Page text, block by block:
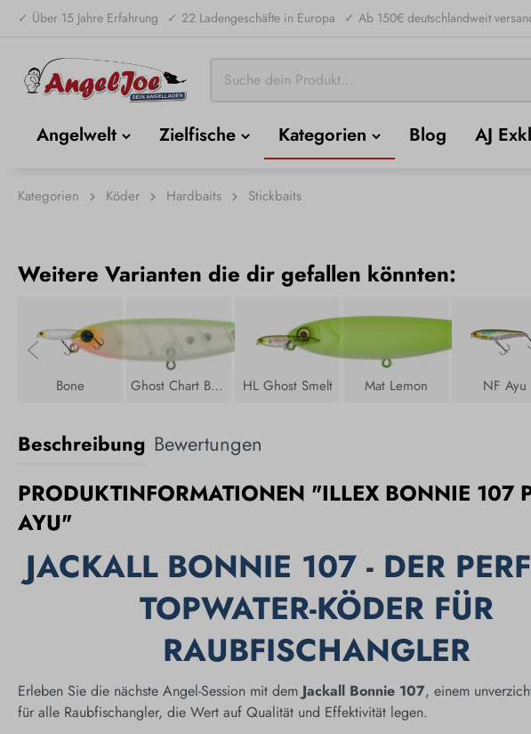
✓ Über 15 Jahre Erfahrung ✓ 22 Ladengeschäfte in Europa ✓ Ab 150€ deutschlandweit
Angelwelt Zielfische Kategorien Blog AJ
Kategorien Köder Hardbaits Stickbaits
Weitere Varianten die dir gefallen könnten:
Bone Ghost Chart Back HL Ghost Smelt Mat Lemon NF Ayu
Beschreibung Bewertungen
PRODUKTINFORMATIONEN "ILLEX BONNIE 107
AYU"
JACKALL BONNIE 107 - DER
TOPWATER-KÖDER FÜR
RAUBFISCHANGLER
Erleben Sie die nächste Angel-Session mit dem Jackall Bonnie 107, einem
für alle Raubfischangler, die Wert auf Qualität und Effektivität legen.